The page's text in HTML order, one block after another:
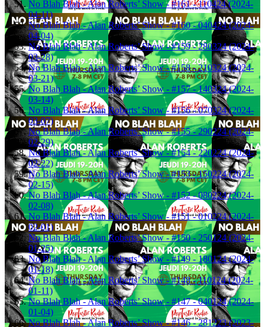
No Blah Blah - Alan Roberts’ Show - #161 - 110424 (2024-
04-11)
No Blah Blah - Alan Roberts’ Show - #160 - 040424 (2024-
04-04)
No Blah Blah - Alan Roberts’ Show - #159 - 280324 (2024-
03-28)
No Blah Blah - Alan Roberts’ Show - #158 - 210324 (2024-
03-21)
No Blah Blah - Alan Roberts’ Show - #157 - 140324 (2024-
03-14)
No Blah Blah - Alan Roberts’ Show - #156 - 070324 (2024-
03-07)
No Blah Blah - Alan Roberts’ Show - #155 - 290224 (2024-
02-29)
No Blah Blah - Alan Roberts’ Show - #154 - 220224 (2024-
02-22)
No Blah Blah - Alan Roberts’ Show - #153 - 150224 (2024-
02-15)
No Blah Blah - Alan Roberts’ Show - #152 - 080224 (2024-
02-08)
No Blah Blah - Alan Roberts’ Show - #151 - 010224 (2024-
02-01)
No Blah Blah - Alan Roberts’ Show - #150 - 250124 (2024-
01-25)
No Blah Blah - Alan Roberts’ Show - #149 - 180124 (2024-
01-18)
No Blah Blah - Alan Roberts’ Show - #148 - 110124 (2024-
01-11)
No Blah Blah - Alan Roberts’ Show - #147 - 040124 (2024-
01-04)
No Blah Blah - Alan Roberts’ Show - #146 - 281223 (2023-